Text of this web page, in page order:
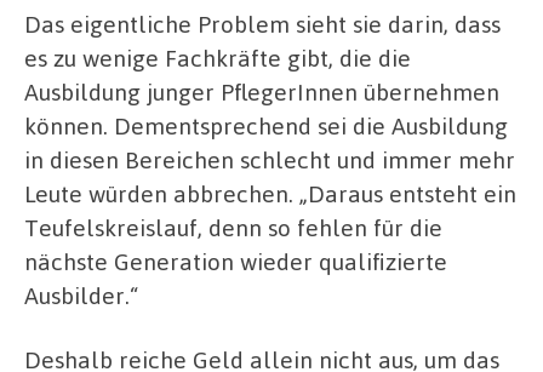
Das eigentliche Problem sieht sie darin, dass
es zu wenige Fachkräfte gibt, die die
Ausbildung junger PflegerInnen übernehmen
können. Dementsprechend sei die Ausbildung
in diesen Bereichen schlecht und immer mehr
Leute würden abbrechen. „Daraus entsteht ein
Teufelskreislauf, denn so fehlen für die
nächste Generation wieder qualifizierte
Ausbilder.“
Deshalb reiche Geld allein nicht aus, um das